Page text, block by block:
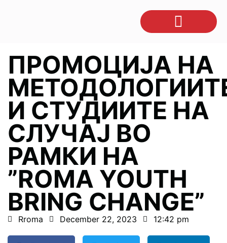
ПРОМОЦИЈА НА
И СТУДИИТЕ НА
СЛУЧАЈ ВО
РАМКИ НА
”ROMA YOUTH
BRING CHANGE”
Rroma December 22, 2023 12:42 pm